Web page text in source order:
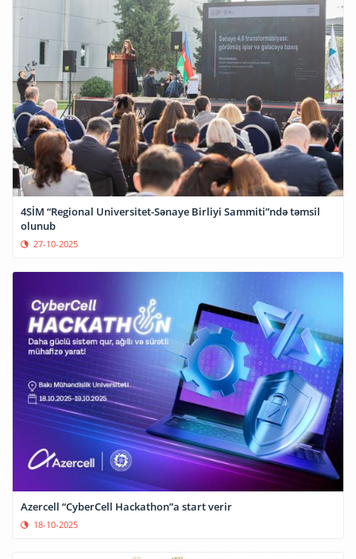
4SİM “Regional Universitet-Sənaye Birliyi Sammiti”ndə təmsil
olunub
27-10-2025
Azercell “CyberCell Hackathon”a start verir
18-10-2025